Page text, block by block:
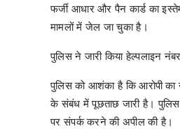
फर्जी आधार और पैन कार्ड का
मामलों में जेल जा चुका है।
पुलिस ने जारी किया हेल्पलाइन नंबर
पुलिस को आशंका है कि आरोपी का
के संबंध में पूछताछ जारी है।
पर संपर्क करने की अपील की है।